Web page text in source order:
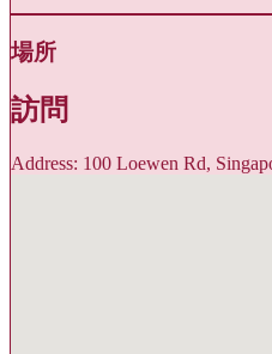
場所
訪問
Address: 100 Loewen Rd,